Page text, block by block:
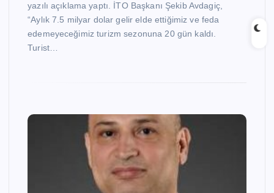
yazılı açıklama yaptı. İTO Başkanı Şekib Avdagiç,
“Aylık 7.5 milyar dolar gelir elde ettiğimiz ve feda
edemeyeceğimiz turizm sezonuna 20 gün kaldı.
Turist…